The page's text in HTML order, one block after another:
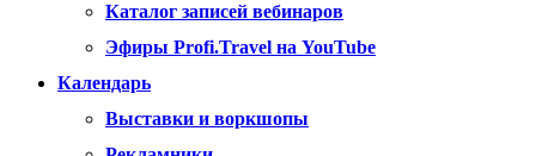
Каталог записей вебинаров
Эфиры Profi.Travel на YouTube
Календарь
Выставки и воркшопы